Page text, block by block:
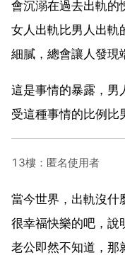
會沉溺在過去出軌的
女人出軌比男人出軌
細膩，總會讓人發現
這是事情的暴露，男
受這種事情的比例比
13樓：匿名使用者
當今世界，出軌沒什
很幸福快樂的吧，說
老公即然不知道，那